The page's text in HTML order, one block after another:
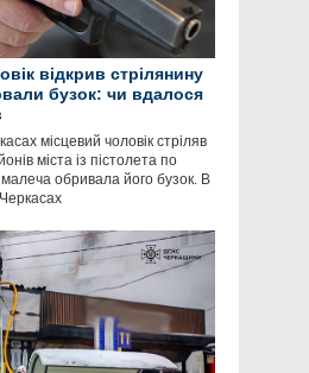
відкрив стрілянину
бузок: чи вдалося
місцевий чоловік стріляв
міста із пістолета по
обривала його бузок. В